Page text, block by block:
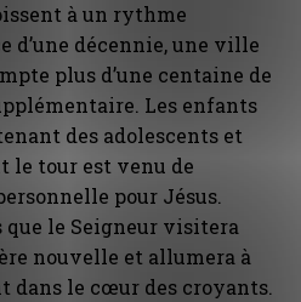
à un rythme
d’une décennie, une ville
plus d’une centaine de
Les enfants
des adolescents et
le tour est venu de
pour Jésus.
que le Seigneur visitera
nouvelle et allumera à
dans le cœur des croyants.